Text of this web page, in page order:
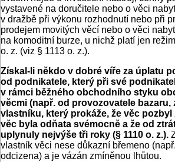
vystavené na doručitele nebo o věci
v dražbě při výkonu rozhodnutí nebo při
prodejem movitých věcí nebo o věci
na komoditní burze, u nichž platí jen
o. z. (viz § 1113 o. z.).
Získal-li někdo v dobré víře za úplatu
od podnikatele, který při své
v rámci běžného obchodního styku
věcmi (např. od provozovatele bazaru,
vlastníku, který prokáže, že věc pozbyl
věc byla odňata svémocně a že od
uplynuly nejvýše tři roky (§ 1110 o. z.).
vlastník věci nese důkazní břemeno
odcizena) a je vázán zmíněnou lhůtou.